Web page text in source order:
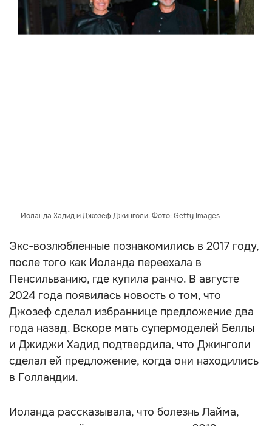
Иоланда Хадид и Джозеф Джинголи. Фото: Getty Images
Экс-возлюбленные познакомились в 2017 году,
после того как Иоланда переехала в
Пенсильванию, где купила ранчо. В августе
2024 года появилась новость о том, что
Джозеф сделал избраннице предложение два
года назад. Вскоре мать супермоделей Беллы
и Джиджи Хадид подтвердила, что Джинголи
сделал ей предложение, когда они находились
в Голландии.
Иоланда рассказывала, что болезнь Лайма,